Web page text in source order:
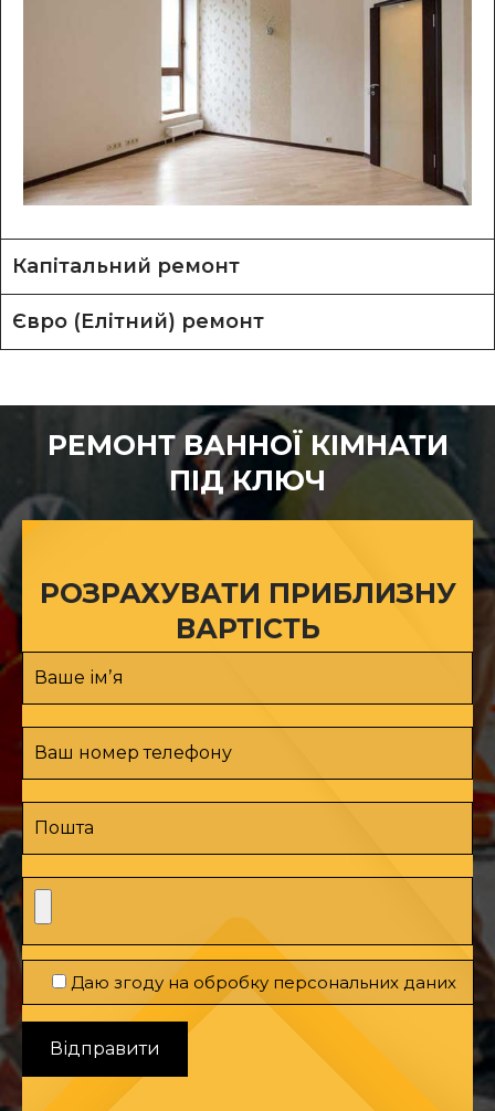
Капітальний ремонт
Євро (Елітний) ремонт
РЕМОНТ ВАННОЇ КІМНАТИ
ПІД КЛЮЧ
РОЗРАХУВАТИ ПРИБЛИЗНУ
ВАРТІСТЬ
Даю згоду на обробку персональних даних